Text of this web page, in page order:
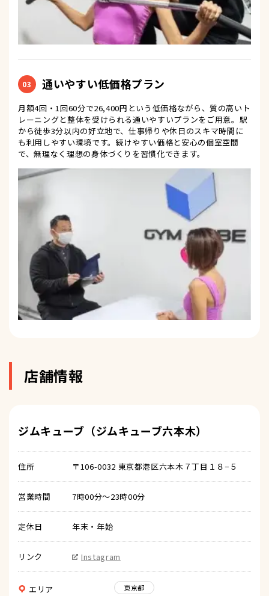
03 通いやすい低価格プラン
月額4回・1回60分で26,400円という低価格ながら、質の高いト
レーニングと整体を受けられる通いやすいプランをご用意。駅
から徒歩3分以内の好立地で、仕事帰りや休日のスキマ時間に
も利用しやすい環境です。続けやすい価格と安心の個室空間
で、無理なく理想の身体づくりを習慣化できます。
店舗情報
ジムキューブ（ジムキューブ六本木）
住所 〒106-0032 東京都港区六本木７丁目１８−５
営業時間 7時00分～23時00分
定休日 年末・年始
リンク Instagram
エリア 東京都